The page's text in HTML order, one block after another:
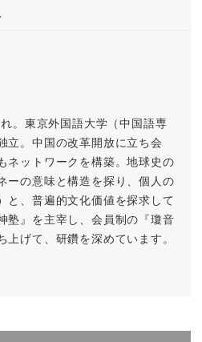
。東京外国語大学（中国語専
立。中国の改革開放に立ち会
ネットワークを構築。地球史の
ーの意味と構造を探り、個人の
と、普遍的文化価値を探求して
塾』を主宰し、会員制の『瓊音
上げて、研鑽を深めています。